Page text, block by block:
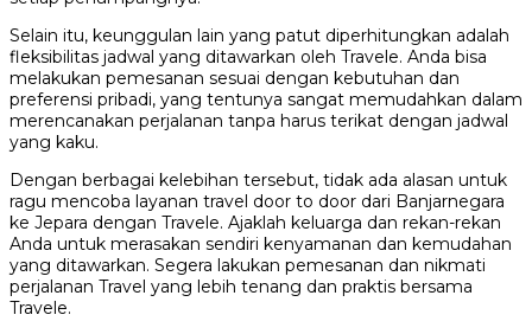
Selain itu, keunggulan lain yang patut diperhitungkan adalah
fleksibilitas jadwal yang ditawarkan oleh Travele. Anda bisa
melakukan pemesanan sesuai dengan kebutuhan dan
preferensi pribadi, yang tentunya sangat memudahkan dalam
merencanakan perjalanan tanpa harus terikat dengan jadwal
yang kaku.
Dengan berbagai kelebihan tersebut, tidak ada alasan untuk
ragu mencoba layanan travel door to door dari Banjarnegara
ke Jepara dengan Travele. Ajaklah keluarga dan rekan-rekan
Anda untuk merasakan sendiri kenyamanan dan kemudahan
yang ditawarkan. Segera lakukan pemesanan dan nikmati
perjalanan Travel yang lebih tenang dan praktis bersama
Travele.